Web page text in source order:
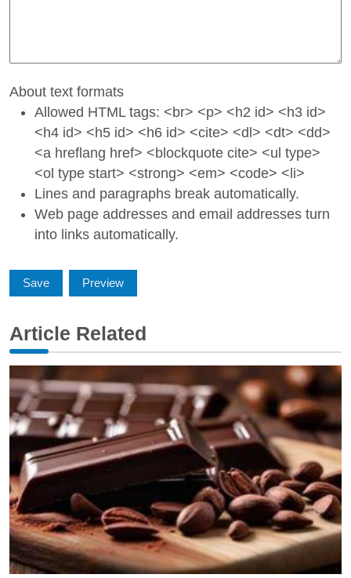
About text formats
Allowed HTML tags: <br> <p> <h2 id> <h3 id>
<h4 id> <h5 id> <h6 id> <cite> <dl> <dt> <dd>
<a hreflang href> <blockquote cite> <ul type>
<ol type start> <strong> <em> <code> <li>
Lines and paragraphs break automatically.
Web page addresses and email addresses turn
into links automatically.
Article Related